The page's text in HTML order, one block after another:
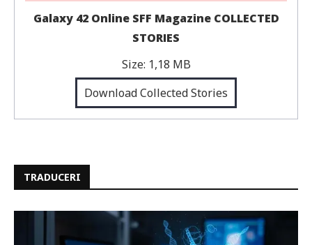
Galaxy 42 Online SFF Magazine COLLECTED
STORIES
Size: 1,18 MB
Download Collected Stories
TRADUCERI